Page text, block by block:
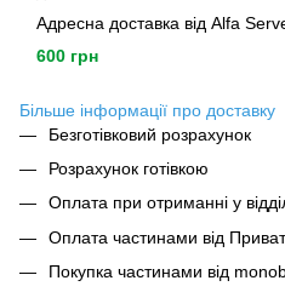
Адресна доставка від Alfa
600 грн
Більше інформації про доставку
Безготівковий розрахунок
Розрахунок готівкою
Оплата при отриманні у
Оплата частинами від
Покупка частинами від